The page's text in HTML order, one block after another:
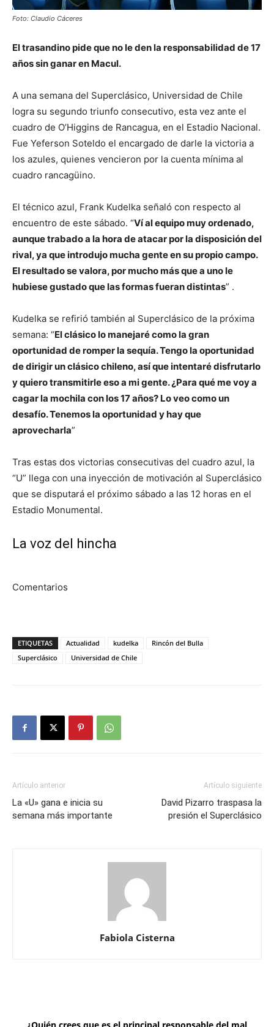
Foto: Claudio Cáceres
El trasandino pide que no le den la responsabilidad de 17
años sin ganar en Macul.
A una semana del Superclásico, Universidad de Chile
logra su segundo triunfo consecutivo, esta vez ante el
cuadro de O’Higgins de Rancagua, en el Estadio Nacional.
Fue Yeferson Soteldo el encargado de darle la victoria a
los azules, quienes vencieron por la cuenta mínima al
cuadro rancagüino.
El técnico azul, Frank Kudelka señaló con respecto al
encuentro de este sábado. “Ví al equipo muy ordenado,
aunque trabado a la hora de atacar por la disposición del
rival, ya que introdujo mucha gente en su propio campo.
El resultado se valora, por mucho más que a uno le
hubiese gustado que las formas fueran distintas” .
Kudelka se refirió también al Superclásico de la próxima
semana: “El clásico lo manejaré como la gran
oportunidad de romper la sequía. Tengo la oportunidad
de dirigir un clásico chileno, así que intentaré disfrutarlo
y quiero transmitirle eso a mi gente. ¿Para qué me voy a
cagar la mochila con los 17 años? Lo veo como un
desafío. Tenemos la oportunidad y hay que
aprovecharla”
Tras estas dos victorias consecutivas del cuadro azul, la
“U” llega con una inyección de motivación al Superclásico
que se disputará el próximo sábado a las 12 horas en el
Estadio Monumental.
La voz del hincha
Comentarios
ETIQUETAS Actualidad kudelka
Rincón del Bulla
Superclásico
Universidad de Chile
Artículo anterior
La «U» gana e inicia su
semana más importante
Artículo siguiente
David Pizarro traspasa la
presión el Superclásico
Fabiola Cisterna